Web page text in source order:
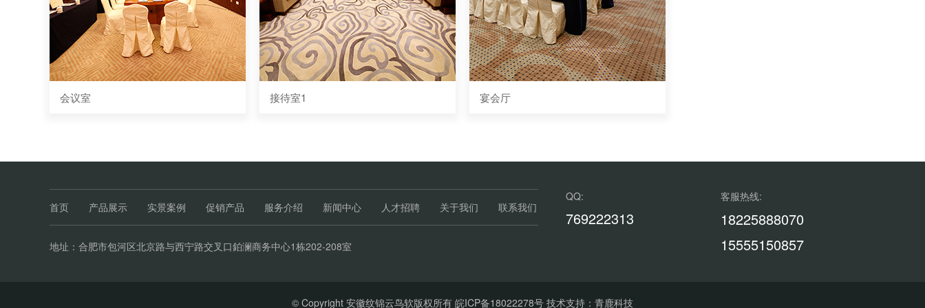
会议室 接待室1 宴会厅
首页 产品展示 实景案例 促销产品 服务介绍 新闻中心 人才招聘 关于我们 联系我们
地址：合肥市包河区北京路与西宁路交叉口鉑澜商务中心1栋202-208室
QQ:
769222313
客服热线:
18225888070
15555150857
© Copyright 安徽纹锦云鸟软版权所有 皖ICP备18022278号 技术支持：青鹿科技